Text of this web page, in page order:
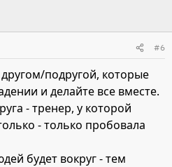
#6
подругой, которые
и делайте все вместе.
- тренер, у которой
- только пробовала
будет вокруг - тем